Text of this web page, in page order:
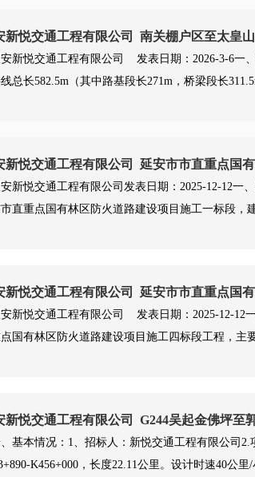
新悦交通工程有限公司 南关棚户区至太皇
新悦交通工程有限公司 发表日期：2026-3-6一
总长582.5m（其中路基段长271m，桥梁段长
新悦交通工程有限公司 延安市市直重点国
新悦交通工程有限公司发表日期：2025-12-12一
直重点国有林区防火道路建设项目施工一标段，
新悦交通工程有限公司 延安市市直重点国
新悦交通工程有限公司 发表日期：2025-12-12
国有林区防火道路建设项目施工四标段工程，主
新悦交通工程有限公司 G244吴起金佛坪至
基本情况：1、招标人：新悦交通工程有限公司
K456+000，长度22.11公里。设计时速40公